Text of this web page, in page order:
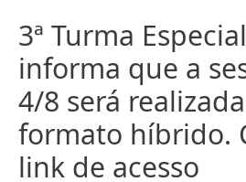
3ª Turma
informa que a
4/8 será
formato híbrido.
link de acesso